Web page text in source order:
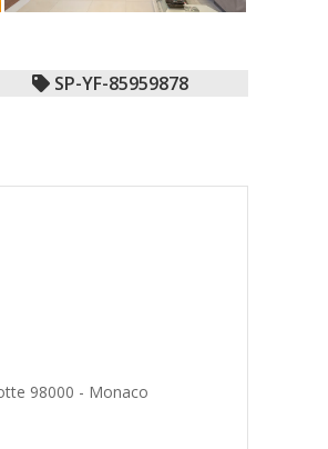
SP-YF-85959878
98000 - Monaco